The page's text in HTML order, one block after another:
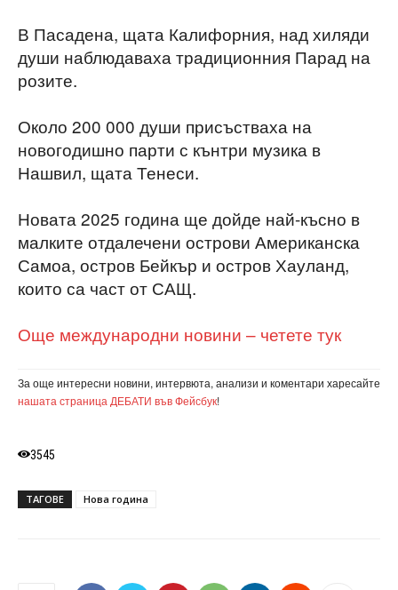
В Пасадена, щата Калифорния, над хиляди
души наблюдаваха традиционния Парад на
розите.
Около 200 000 души присъстваха на
новогодишно парти с кънтри музика в
Нашвил, щата Тенеси.
Новата 2025 година ще дойде най-късно в
малките отдалечени острови Американска
Самоа, остров Бейкър и остров Хауланд,
които са част от САЩ.
Още международни новини – четете тук
За още интересни новини, интервюта, анализи и коментари харесайте
нашата страница ДЕБАТИ във Фейсбук!
3545
ТАГОВЕ Нова година